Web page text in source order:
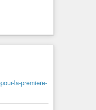
la-premiere-